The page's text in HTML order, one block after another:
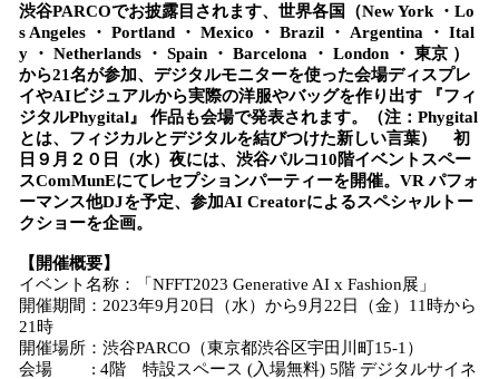
渋谷PARCOでお披露目されます、世界各国（New York ・Lo
s Angeles ・ Portland ・ Mexico ・ Brazil ・ Argentina ・ Ital
y ・ Netherlands ・ Spain ・ Barcelona ・ London ・ 東京 ）
から21名が参加、デジタルモニターを使った会場ディスプレ
イやAIビジュアルから実際の洋服やバッグを作り出す 『フィ
ジタルPhygital』 作品も会場で発表されます。（注：Phygital
とは、フィジカルとデジタルを結びつけた新しい言葉） 初
日９月２０日（水）夜には、渋谷パルコ10階イベントスペー
スComMunEにてレセプションパーティーを開催。VR パフォ
ーマンス他DJを予定、参加AI Creatorによるスペシャルトー
クショーを企画。
【開催概要】
イベント名称：「NFFT2023 Generative AI x Fashion展」
開催期間：2023年9月20日（水）から9月22日（金）11時から
21時
開催場所：渋谷PARCO（東京都渋谷区宇田川町15-1）
会場 : 4階 特設スペース (入場無料) 5階 デジタルサイネ